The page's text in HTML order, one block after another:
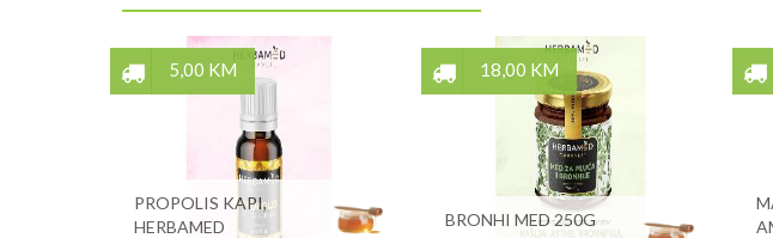
5,00 KM
PROPOLIS KAPI,
HERBAMED
18,00 KM
BRONHI MED 250G